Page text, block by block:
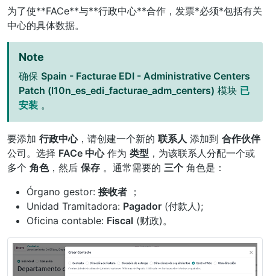
为了使**FACe**与**行政中心**合作，发票*必须*包括有关
中心的具体数据。
Note
确保 Spain - Facturae EDI - Administrative Centers
Patch (l10n_es_edi_facturae_adm_centers) 模块 已
安装 。
要添加 行政中心，请创建一个新的 联系人 添加到 合作伙伴
公司。选择 FACe 中心作为 类型 ，为该联系人分配一个或
多个 角色，然后 保存 。通常需要的 三个 角色是：
Órgano gestor: 接收者 ；
Unidad Tramitadora: Pagador (付款人);
Oficina contable: Fiscal (财政)。